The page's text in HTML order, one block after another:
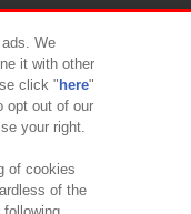
ント対応方針
We
it with other
click " here"
opt out of our
your right.
of cookies
of the